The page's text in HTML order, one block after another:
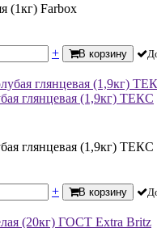
(1кг) Farbox
+ В корзину
глянцевая (1,9кг) ТЕКС
глянцевая (1,9кг) ТЕКС
+ В корзину